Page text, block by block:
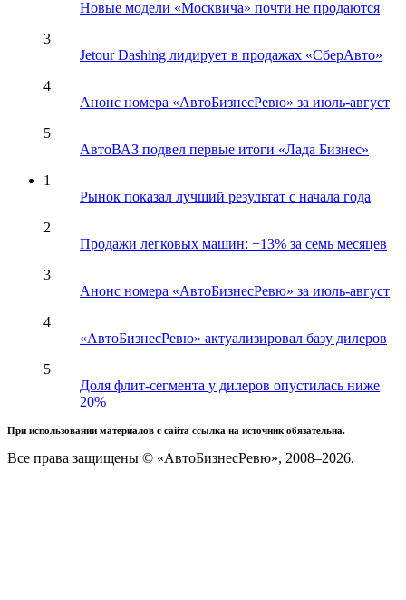
Новые модели «Москвича» почти не продаются
3
Jetour Dashing лидирует в продажах «СберАвто»
4
Анонс номера «АвтоБизнесРевю» за июль-август
5
АвтоВАЗ подвел первые итоги «Лада Бизнес»
1
Рынок показал лучший результат с начала года
2
Продажи легковых машин: +13% за семь месяцев
3
Анонс номера «АвтоБизнесРевю» за июль-август
4
«АвтоБизнесРевю» актуализировал базу дилеров
5
Доля флит-сегмента у дилеров опустилась ниже
20%
При использовании материалов с сайта ссылка на источник обязательна.
Все права защищены © «АвтоБизнесРевю», 2008–2026.